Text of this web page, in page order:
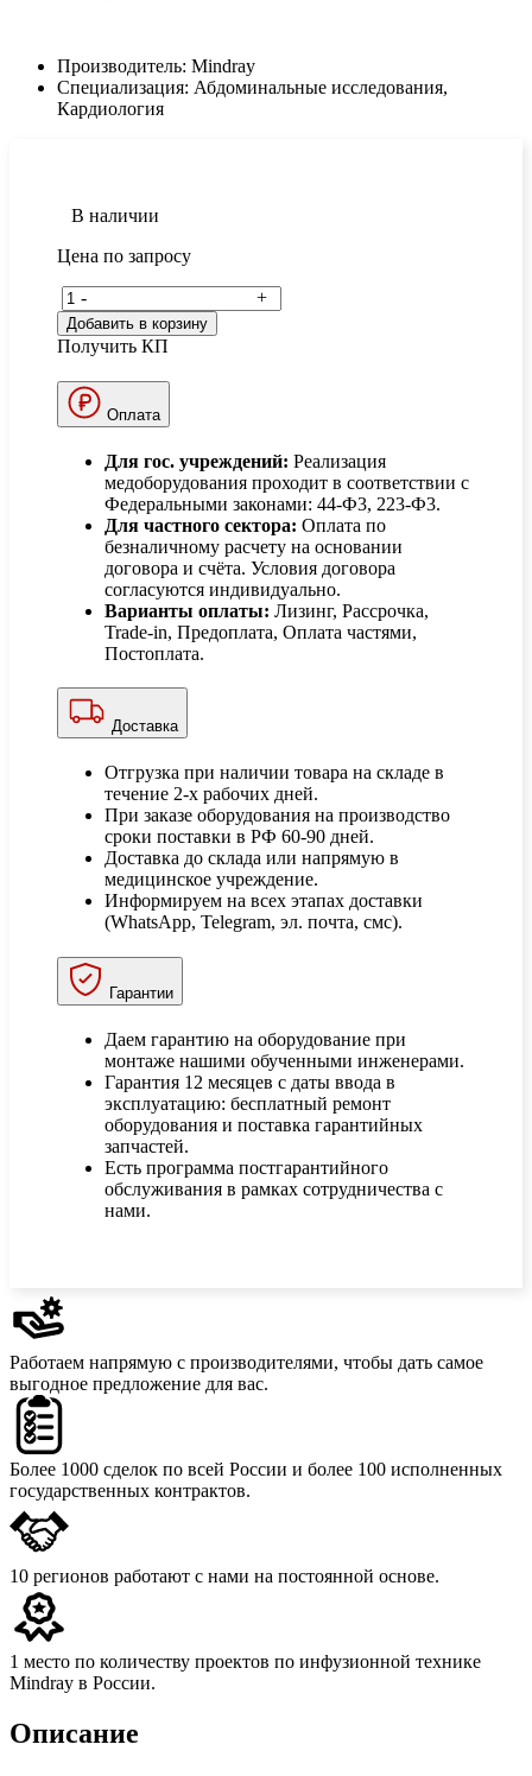
Производитель: Mindray
Специализация: Абдоминальные исследования,
Кардиология
В наличии
Цена по запросу
- +
Добавить в корзину
Получить КП
Оплата
Для гос. учреждений: Реализация
медоборудования проходит в соответствии с
Федеральными законами: 44-Ф3, 223-Ф3.
Для частного сектора: Оплата по
безналичному расчету на основании
договора и счёта. Условия договора
согласуются индивидуально.
Варианты оплаты: Лизинг, Рассрочка,
Trade-in, Предоплата, Оплата частями,
Постоплата.
Доставка
Отгрузка при наличии товара на складе в
течение 2-х рабочих дней.
При заказе оборудования на производство
сроки поставки в РФ 60-90 дней.
Доставка до склада или напрямую в
медицинское учреждение.
Информируем на всех этапах доставки
(WhatsApp, Telegram, эл. почта, смс).
Гарантии
Даем гарантию на оборудование при
монтаже нашими обученными инженерами.
Гарантия 12 месяцев с даты ввода в
эксплуатацию: бесплатный ремонт
оборудования и поставка гарантийных
запчастей.
Есть программа постгарантийного
обслуживания в рамках сотрудничества с
нами.
Работаем напрямую с производителями, чтобы дать самое
выгодное предложение для вас.
Более 1000 сделок по всей России и более 100 исполненных
государственных контрактов.
10 регионов работают с нами на постоянной основе.
1 место по количеству проектов по инфузионной технике
Mindray в России.
Описание